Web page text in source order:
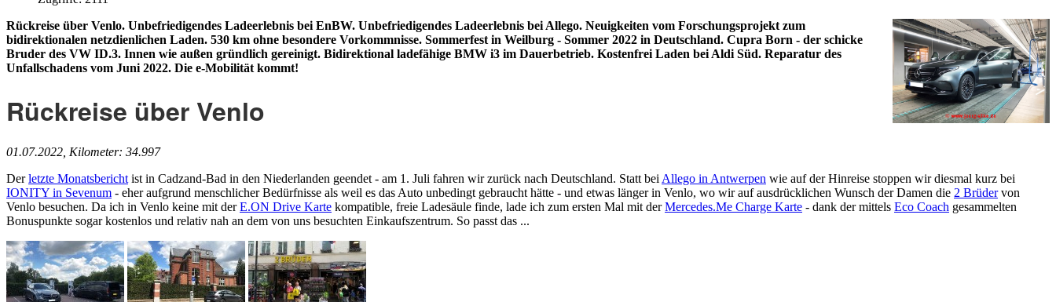
Rückreise über Venlo. Unbefriedigendes Ladeerlebnis bei EnBW. Unbefriedigendes Ladeerlebnis bei Allego. Neuigkeiten vom Forschungsprojekt zum
bidirektionalen netzdienlichen Laden. 530 km ohne besondere Vorkommnisse. Sommerfest in Weilburg - Sommer 2022 in Deutschland. Cupra Born - der schicke
Bruder des VW ID.3. Innen wie außen gründlich gereinigt. Bidirektional ladefähige BMW i3 im Dauerbetrieb. Kostenfrei Laden bei Aldi Süd. Reparatur des
Unfallschadens vom Juni 2022. Die e-Mobilität kommt!
Rückreise über Venlo
01.07.2022, Kilometer: 34.997
Derletzte Monatsbericht ist in Cadzand-Bad in den Niederlanden geendet - am 1. Juli fahren wir zurück nach Deutschland. Statt bei Allego in Antwerpen wie auf der Hinreise stoppen wir diesmal kurz bei
IONITY in Sevenum - eher aufgrund menschlicher Bedürfnisse als weil es das Auto unbedingt gebraucht hätte - und etwas länger in Venlo, wo wir auf ausdrücklichen Wunsch der Damen die 2 Brüdervon
Venlo besuchen. Da ich in Venlo keine mit derE.ON Drive Karte kompatible, freie Ladesäule finde, lade ich zum ersten Mal mit derMercedes.Me Charge Karte - dank der mittels Eco Coach gesammelten
Bonuspunkte sogar kostenlos und relativ nah an dem von uns besuchten Einkaufszentrum. So passt das ...